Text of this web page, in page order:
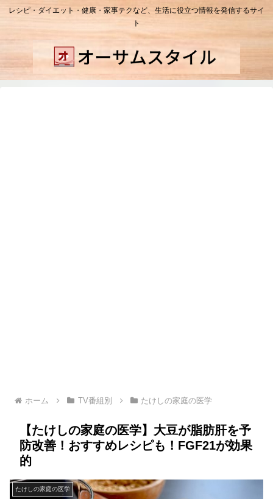
レシピ・ダイエット・健康・家事テクなど、生活に役立つ情報を発信するサイ
ト
ホーム TV番組別 たけしの家庭の医学
【たけしの家庭の医学】大豆が脂肪肝を予
防改善！おすすめレシピも！FGF21が効果
的
たけしの家庭の医学